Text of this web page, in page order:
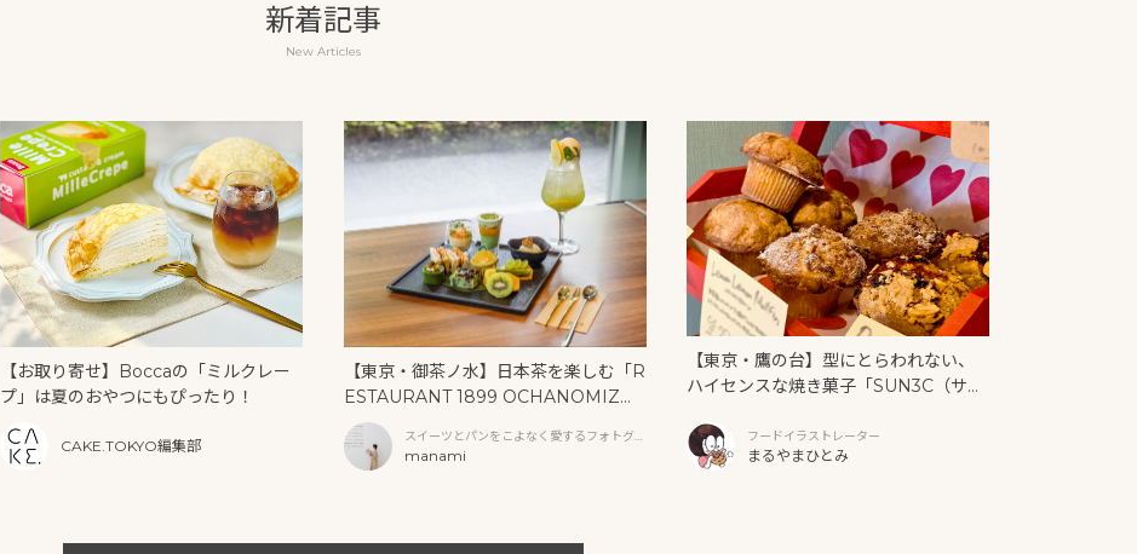
新着記事
New Articles
【お取り寄せ】Boccaの「ミルクレー
プ」は夏のおやつにもぴったり！
CAKE.TOKYO編集部
【東京・御茶ノ水】日本茶を楽しむ「R
ESTAURANT 1899 OCHANOMIZ
U」の抹茶アフタヌーンティーと新作ク
リームソーダ
スイーツとパンをこよなく愛するフォトグラ
ファー
manami
【東京・鷹の台】型にとらわれない、
ハイセンスな焼き菓子「SUN3C（サン
フードイラストレーター
まるやまひとみ